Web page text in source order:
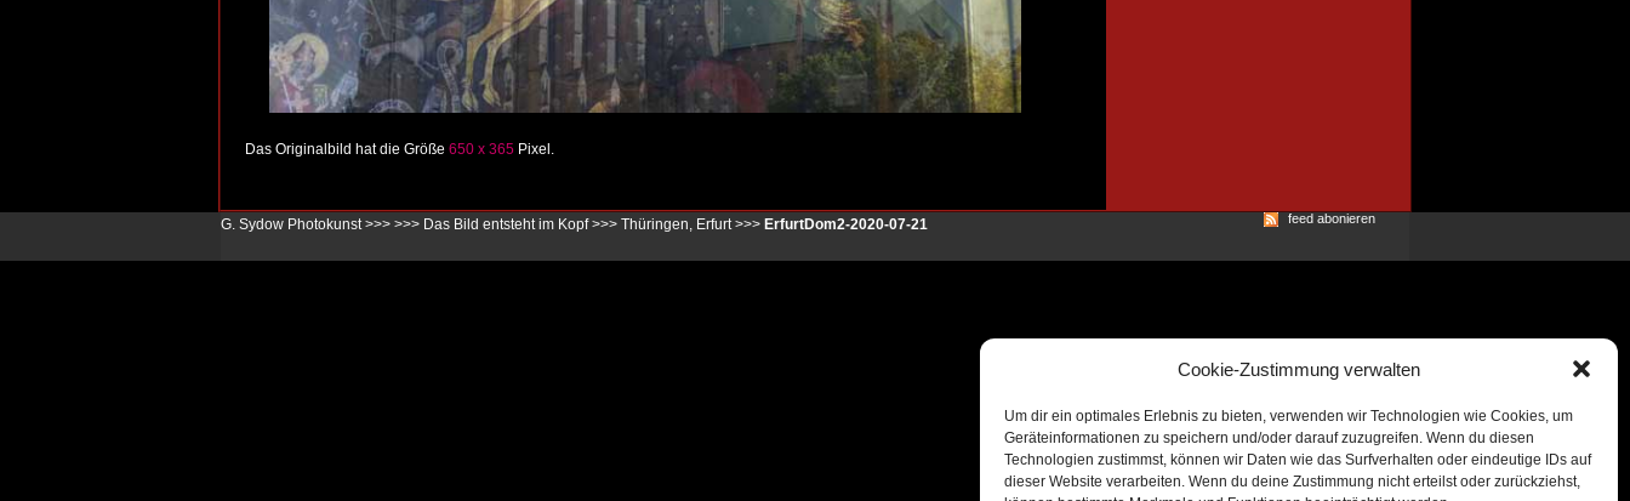
Cookie-Zustimmung verwalten
Um dir ein optimales Erlebnis zu bieten, verwenden wir Technologien wie Cookies, um
Geräteinformationen zu speichern und/oder darauf zuzugreifen. Wenn du diesen
Technologien zustimmst, können wir Daten wie das Surfverhalten oder eindeutige IDs auf
dieser Website verarbeiten. Wenn du deine Zustimmung nicht erteilst oder zurückziehst,
Das Originalbild hat die Größe 650 x 365 Pixel.
G. Sydow Photokunst >>> >>> Das Bild entsteht im Kopf>>> Thüringen, Erfurt>>> ErfurtDom2-2020-07-21 feed abonieren